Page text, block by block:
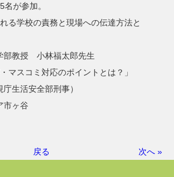
が参加。
る学校の責務と現場への伝達方法と
教授 小林福太郎先生
スコミ対応のポイントとは？」
生活安全部刑事）
市ヶ谷
戻る 次へ »